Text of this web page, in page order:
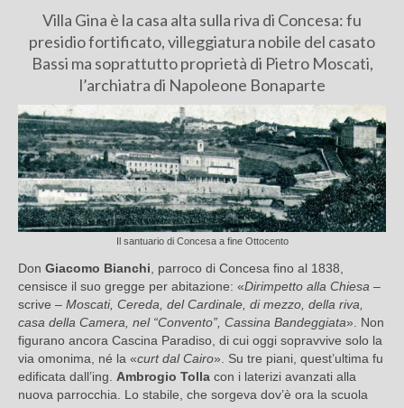
Contatti
Villa Gina è la casa alta sulla riva di Concesa: fu
presidio fortificato, villeggiatura nobile del casato
Bassi ma soprattutto proprietà di Pietro Moscati,
l’archiatra di Napoleone Bonaparte
Il santuario di Concesa a fine Ottocento
Don Giacomo Bianchi , parroco di Concesa fino al 1838,
censisce il suo gregge per abitazione: «Dirimpetto alla Chiesa –
scrive – Moscati, Cereda, del Cardinale, di mezzo, della riva,
casa della Camera, nel “Convento”, Cassina Bandeggiata». Non
figurano ancora Cascina Paradiso, di cui oggi sopravvive solo la
via omonima, né la «curt dal Cairo». Su tre piani, quest’ultima fu
edificata dall’ing. Ambrogio Tolla con i laterizi avanzati alla
nuova parrocchia. Lo stabile, che sorgeva dov’è ora la scuola